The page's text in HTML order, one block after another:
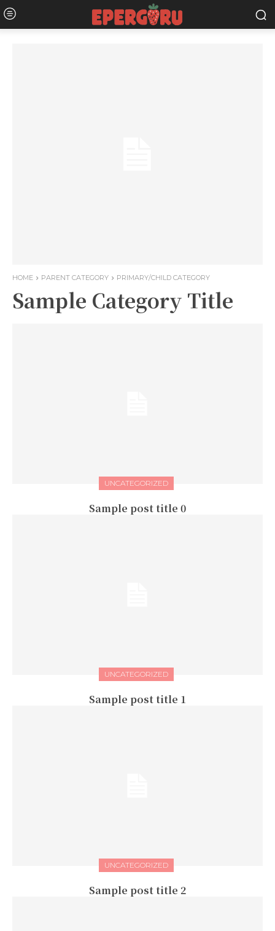
HOME PARENT CATEGORY PRIMARY/CHILD CATEGORY
Sample Category Title
UNCATEGORIZED
Sample post title 0
UNCATEGORIZED
Sample post title 1
UNCATEGORIZED
Sample post title 2